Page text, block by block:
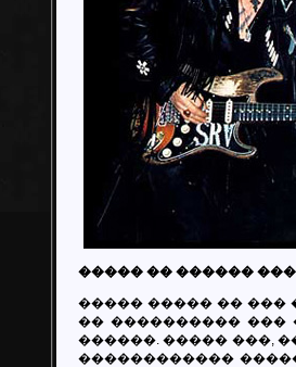
����� �� ������
����� ����� �� ���
�� ���������� ���
������. ����� ���,
������������